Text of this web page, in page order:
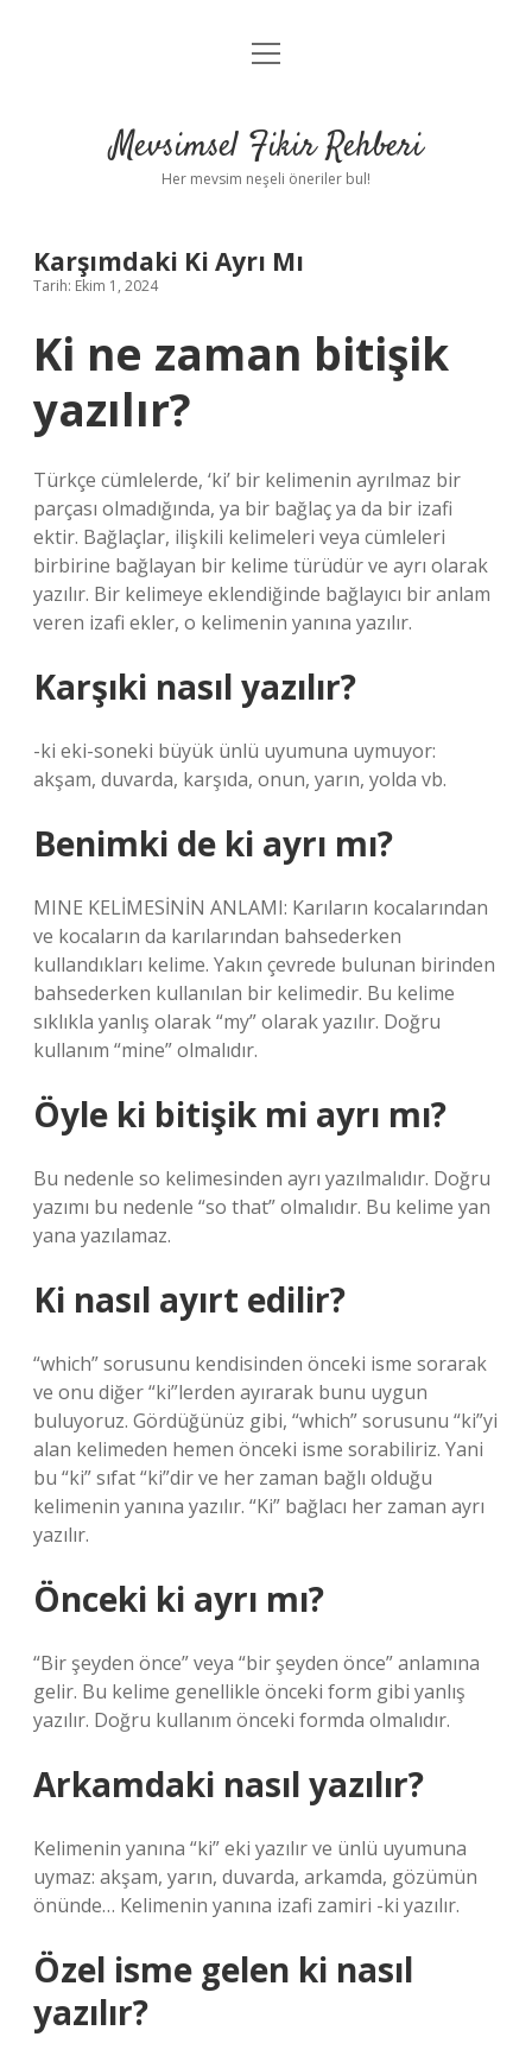
Anasayfa
Yasal Uyarı
menüyü
Mevsimsel Fikir Rehberi
Her mevsim neşeli öneriler bul!
Karşımdaki Ki Ayrı Mı
Tarih: Ekim 1, 2024
Ki ne zaman bitişik
yazılır?
Türkçe cümlelerde, ‘ki’ bir kelimenin ayrılmaz bir
parçası olmadığında, ya bir bağlaç ya da bir izafi
ektir. Bağlaçlar, ilişkili kelimeleri veya cümleleri
birbirine bağlayan bir kelime türüdür ve ayrı olarak
yazılır. Bir kelimeye eklendiğinde bağlayıcı bir anlam
veren izafi ekler, o kelimenin yanına yazılır.
Karşıki nasıl yazılır?
-ki eki-soneki büyük ünlü uyumuna uymuyor:
akşam, duvarda, karşıda, onun, yarın, yolda vb.
Benimki de ki ayrı mı?
MINE KELİMESİNİN ANLAMI: Karıların kocalarından
ve kocaların da karılarından bahsederken
kullandıkları kelime. Yakın çevrede bulunan birinden
bahsederken kullanılan bir kelimedir. Bu kelime
sıklıkla yanlış olarak “my” olarak yazılır. Doğru
kullanım “mine” olmalıdır.
Öyle ki bitişik mi ayrı mı?
Bu nedenle so kelimesinden ayrı yazılmalıdır. Doğru
yazımı bu nedenle “so that” olmalıdır. Bu kelime yan
yana yazılamaz.
Ki nasıl ayırt edilir?
“which” sorusunu kendisinden önceki isme sorarak
ve onu diğer “ki”lerden ayırarak bunu uygun
buluyoruz. Gördüğünüz gibi, “which” sorusunu “ki”yi
alan kelimeden hemen önceki isme sorabiliriz. Yani
bu “ki” sıfat “ki”dir ve her zaman bağlı olduğu
kelimenin yanına yazılır. “Ki” bağlacı her zaman ayrı
yazılır.
Önceki ki ayrı mı?
“Bir şeyden önce” veya “bir şeyden önce” anlamına
gelir. Bu kelime genellikle önceki form gibi yanlış
yazılır. Doğru kullanım önceki formda olmalıdır.
Arkamdaki nasıl yazılır?
Kelimenin yanına “ki” eki yazılır ve ünlü uyumuna
uymaz: akşam, yarın, duvarda, arkamda, gözümün
önünde… Kelimenin yanına izafi zamiri -ki yazılır.
Özel isme gelen ki nasıl
yazılır?